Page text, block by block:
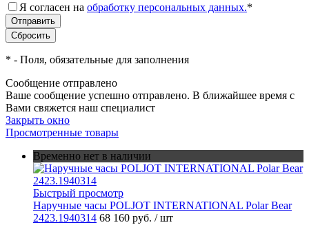
Я согласен на обработку персональных данных.*
* - Поля, обязательные для заполнения
Сообщение отправлено
Ваше сообщение успешно отправлено. В ближайшее время с
Вами свяжется наш специалист
Закрыть окно
Просмотренные товары
Временно нет в наличии
Быстрый просмотр
Наручные часы POLJOT INTERNATIONAL Polar Bear
2423.1940314 68 160 руб. / шт